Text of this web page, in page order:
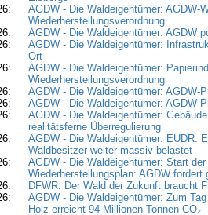
AGDW - Die Waldeigentümer: AGDW-
Wiederherstellungsverordnung
AGDW - Die Waldeigentümer: AGDW
AGDW - Die Waldeigentümer:
Ort
AGDW - Die Waldeigentümer:
Wiederherstellungsverordnung
AGDW - Die Waldeigentümer:
AGDW - Die Waldeigentümer: AGDW-
AGDW - Die Waldeigentümer:
realitätsferne Überregulierung
AGDW - Die Waldeigentümer: EUDR:
Waldbesitzer weiter massiv belastet
AGDW - Die Waldeigentümer: Start
Wiederherstellungsplan: AGDW fordert
DFWR: Der Wald der Zukunft braucht
AGDW - Die Waldeigentümer: Zum
Holz erreicht 94 Millionen Tonnen CO₂